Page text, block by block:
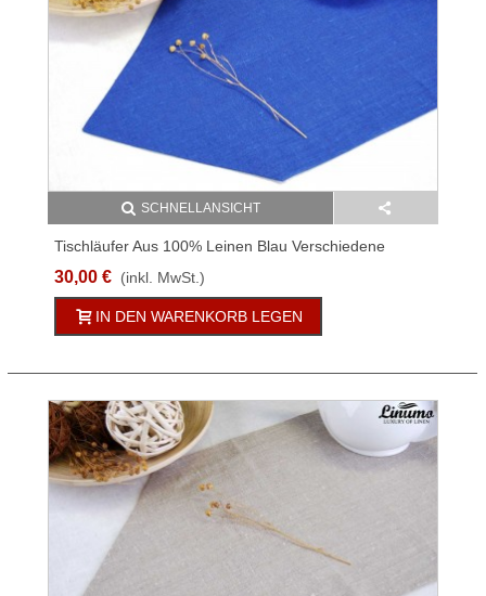
SCHNELLANSICHT
Tischläufer Aus 100% Leinen Blau Verschiedene
Größen
30,00 € (inkl. MwSt.)
IN DEN WARENKORB LEGEN